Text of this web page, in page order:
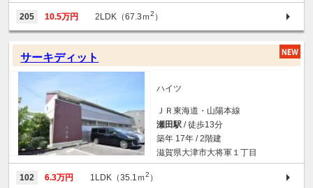
205 10.5万円 2LDK（67.3ｍ2 ）
サーキディット
ハイツ
ＪＲ東海道・山陽本線
瀬田駅 / 徒歩13分
築年 17年 / 2階建
滋賀県大津市大将軍１丁目
102 6.3万円 1LDK（35.1ｍ2 ）